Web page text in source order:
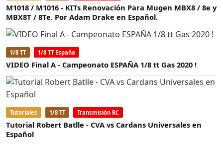
M1018 / M1016 - KITs Renovación Para Mugen MBX8 / 8e y
MBX8T / 8Te. Por Adam Drake en Español.
1/8 TT 1/8 TT España
VIDEO Final A - Campeonato ESPAÑA 1/8 tt Gas 2020 !
Tutoriales 1/8 TT Transmisión RC
Tutorial Robert Batlle - CVA vs Cardans Universales en
Español